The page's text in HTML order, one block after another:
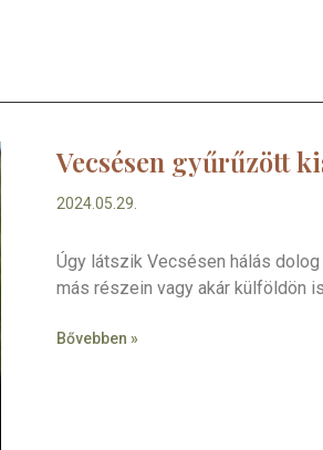
Vecsésen gyűrűzött
2024.05.29.
Úgy látszik Vecsésen hálás
más részein vagy akár külföldön
Bővebben »